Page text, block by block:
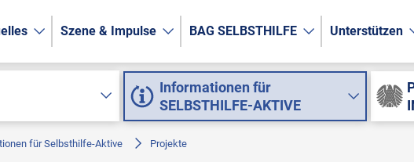
Szene & Impulse BAG SELBSTHILFE Unterstützen
Informationen für
SELBSTHILFE-AKTIVE
für Selbsthilfe-Aktive Projekte